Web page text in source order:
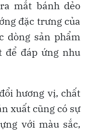
mắt bánh dẻo
đặc trưng của
dòng sản phẩm
để đáp ứng nhu
hương vị, chất
xuất cũng có sự
với màu sắc,